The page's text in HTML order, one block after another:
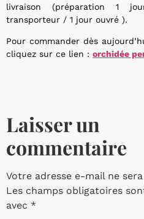
livraison (préparation 1
transporteur / 1 jour ouvré ).
Pour commander dès
cliquez sur ce lien : orchidée
Laisser un
commentaire
Votre adresse e-mail ne
Les champs obligatoires
avec *